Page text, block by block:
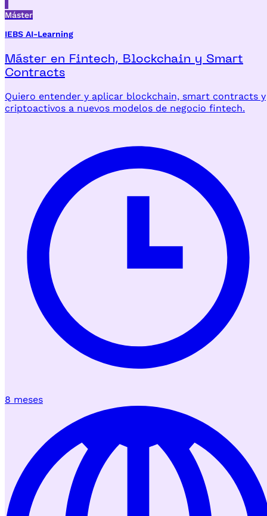
Máster
IEBS AI-Learning
Máster en Fintech, Blockchain y Smart
Contracts
Quiero entender y aplicar blockchain, smart contracts y
criptoactivos a nuevos modelos de negocio fintech.
8 meses